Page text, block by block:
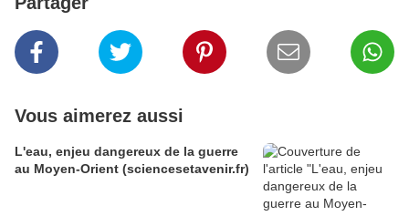
Vous aimerez aussi
L'eau, enjeu dangereux de la guerre
au Moyen-Orient (sciencesetavenir.fr)